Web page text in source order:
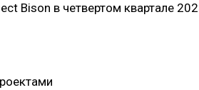
Bison в четвертом квартале